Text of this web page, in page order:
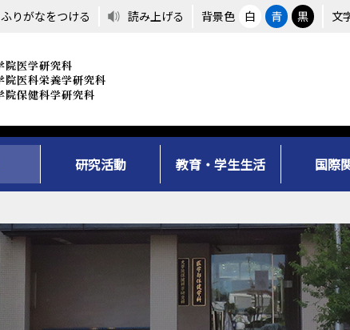
ふりがなをつける 読み上げる 背景色 白 青 黒 文
研究活動 教育・学生生活 国際